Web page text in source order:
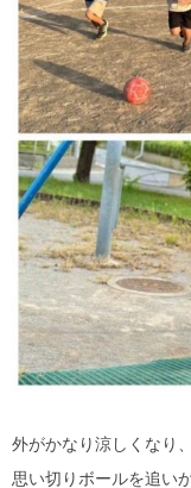
外がかなり涼しくなり
思い切りボールを追い